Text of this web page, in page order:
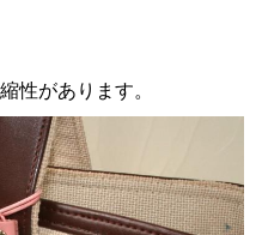
性があります。